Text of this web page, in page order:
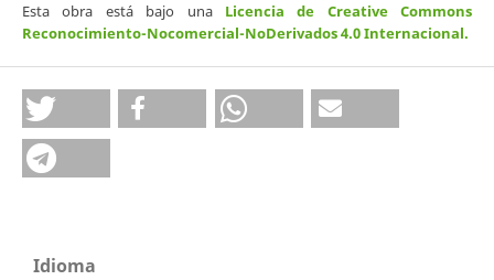
Esta obra está bajo una Licencia de Creative Commons
Reconocimiento-Nocomercial-NoDerivados 4.0 Internacional.
Idioma